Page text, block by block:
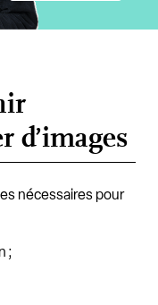
d’images
nécessaires pour
;